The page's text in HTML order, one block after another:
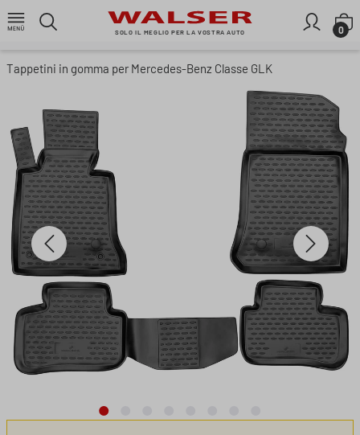
Passa al contenuto principale
SOLO IL MEGLIO PER LA VOSTRA AUTO 0
Tappetini in gomma per Mercedes-Benz Classe GLK